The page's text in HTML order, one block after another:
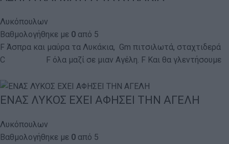
Λυκόπουλων
Βαθμολογήθηκε με 0 από 5
F Άσπρα και μαύρα τα Λυκάκια, Gm πιτσιλωτά, σταχτιδερά
C F όλα μαζί σε μιαν Αγέλη. F Και θα γλεντήσουμε
ΕΝΑΣ ΛΥΚΟΣ ΕΧΕΙ ΑΦΗΣΕΙ ΤΗΝ ΑΓΕΛΗ
Λυκόπουλων
Βαθμολογήθηκε με 0 από 5